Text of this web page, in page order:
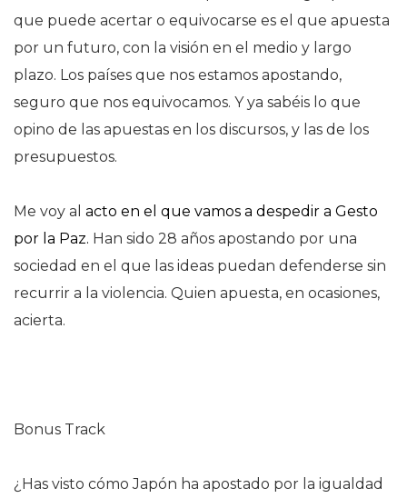
que puede acertar o equivocarse es el que apuesta
por un futuro, con la visión en el medio y largo
plazo. Los países que nos estamos apostando,
seguro que nos equivocamos. Y ya sabéis lo que
opino de las apuestas en los discursos, y las de los
presupuestos.
Me voy al acto en el que vamos a despedir a Gesto
por la Paz. Han sido 28 años apostando por una
sociedad en el que las ideas puedan defenderse sin
recurrir a la violencia. Quien apuesta, en ocasiones,
acierta.
Bonus Track
¿Has visto cómo Japón ha apostado por la igualdad